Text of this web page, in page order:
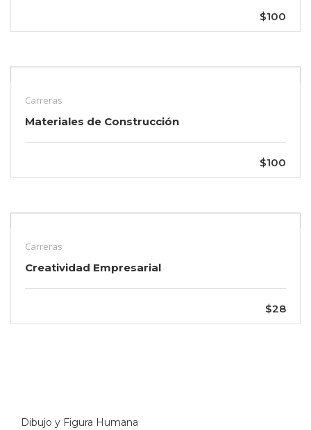
$100
Carreras
Materiales de Construcción
$100
Carreras
Creatividad Empresarial
$28
Dibujo y Figura Humana